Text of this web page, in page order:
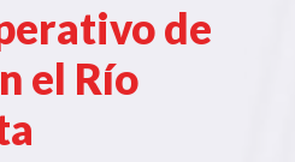
de
el Río